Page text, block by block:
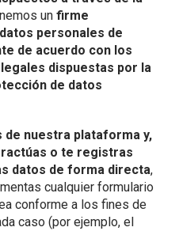
un firme
personales de
de acuerdo con los
dispuestas por la
de datos
de nuestra plataforma y,
o te registras
datos de forma directa,
cualquier formulario
conforme a los fines de
caso (por ejemplo, el